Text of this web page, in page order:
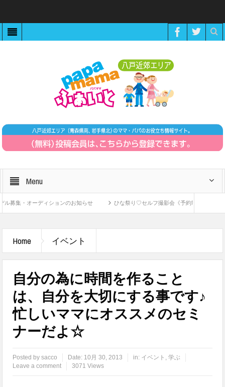
Menu
・オーディションのお知らせ ひな祭り♡セルフ撮影会《予約制》
Home イベント
自分の為に時間を作ること
は、自分を大切にする事です♪
忙しいママにオススメのセミ
ナーだよ☆
Posted bysacco Date: 10月 30, 2013 in: イベント ,学ぶ
Leave a comment
3071 Views